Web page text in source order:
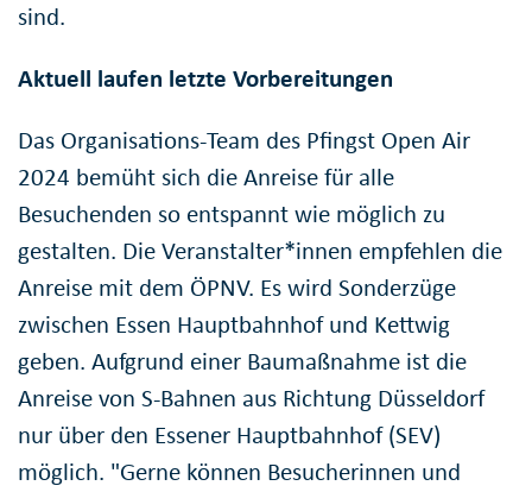
sind.
Aktuell laufen letzte Vorbereitungen
Das Organisations-Team des Pfingst Open Air
2024 bemüht sich die Anreise für alle
Besuchenden so entspannt wie möglich zu
gestalten. Die Veranstalter*innen empfehlen die
Anreise mit dem ÖPNV. Es wird Sonderzüge
zwischen Essen Hauptbahnhof und Kettwig
geben. Aufgrund einer Baumaßnahme ist die
Anreise von S-Bahnen aus Richtung Düsseldorf
nur über den Essener Hauptbahnhof (SEV)
möglich. "Gerne können Besucherinnen und